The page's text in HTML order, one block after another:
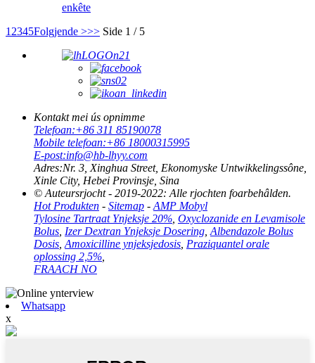
enkête
1 2345Folgjende >>> Side 1 / 5
Kontakt mei ús opnimme
Telefoan:+86 311 85190078
Mobile telefoan:+86 18000315995
E-post:info@hb-lhyy.com
Adres:Nr. 3, Xinghua Street, Ekonomyske Untwikkelingssône,
Xinle City, Hebei Provinsje, Sina
© Auteursrjocht - 2019-2022: Alle rjochten foarbehâlden.
Hot Produkten - Sitemap - AMP Mobyl
Tylosine Tartraat Ynjeksje 20% Oxyclozanide en Levamisole
Bolus Izer Dextran Ynjeksje Dosering Albendazole Bolus
Dosis Amoxicilline ynjeksjedosis Praziquantel orale
oplossing 2,5%
FRAACH NO
Whatsapp
x